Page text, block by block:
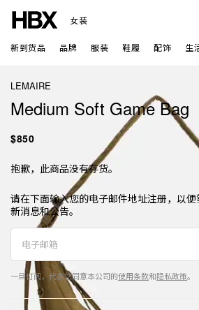
女装
新到货品 品牌 服装 鞋履 配饰 生
LEMAIRE
Medium Soft Game Bag
$850
抱歉，此商品没有存货。
请在下面输入您的电子邮件地址注册，以
新消息和公告。
一旦订阅，代表您同意本公司的使用条款和隐私政策。